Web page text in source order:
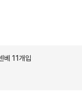
베 11개입